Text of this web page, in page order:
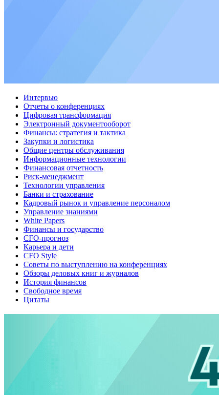
Интервью
Отчеты о конференциях
Цифровая трансформация
Электронный документооборот
Финансы: стратегия и тактика
Закупки и логистика
Общие центры обслуживания
Информационные технологии
Финансовая отчетность
Риск-менеджмент
Технологии управления
Банки и страхование
Кадровый рынок и управление персоналом
Управление знаниями
White Papers
Финансы и государство
CFO-прогноз
Карьера и дети
CFO Style
Советы по выступлению на конференциях
Обзоры деловых книг и журналов
История финансов
Свободное время
Цитаты